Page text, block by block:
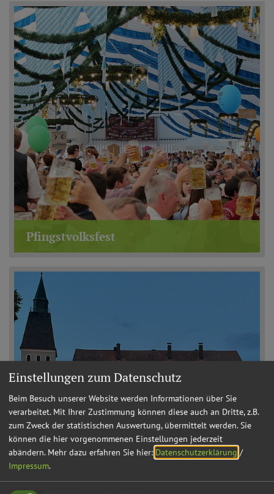
Pfingstvolksfest
Einstellungen zum Datenschutz
Beim Besuch unserer Website werden Informationen über Sie
verarbeitet. Mit Ihrer Zustimmung können diese auch an Dritte, z.B.
zum Zweck der statistischen Auswertung, übermittelt werden. Sie
können die hier vorgenommenen Einstellungen jederzeit
abändern. Mehr dazu erfahren Sie hier: Datenschutzerklärung /
Impressum.